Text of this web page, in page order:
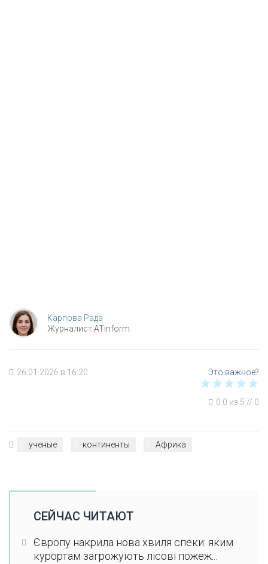
Карпова Рада
Журналист ATinform
26.01.2026 в 16:20
0.0 из 5 // 0
ученые континенты Африка
СЕЙЧАС ЧИТАЮТ
Європу накрила нова хвиля спеки: яким
курортам загрожують лісові пожеж...